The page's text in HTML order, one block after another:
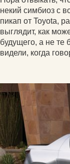
некий симбиоз с
пикап от Toyota,
выглядит, как
будущего, а не те
видели, когда